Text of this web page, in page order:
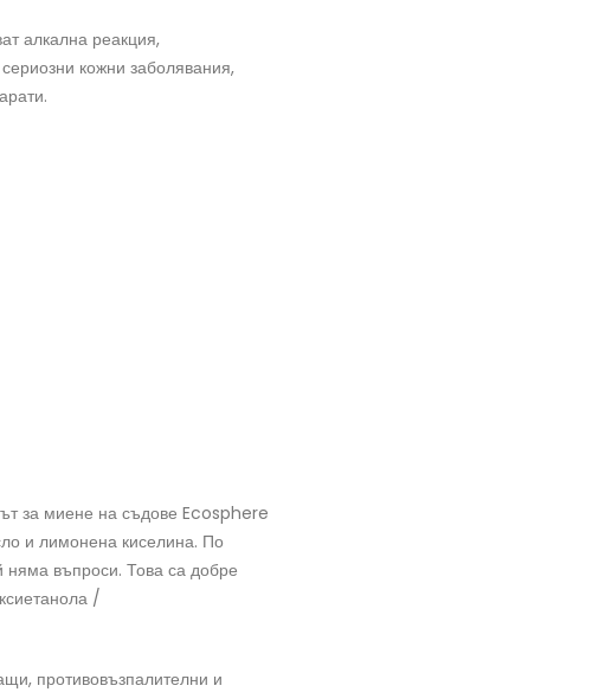
алкална реакция,
кожни заболявания,
за миене на съдове Ecosphere
и лимонена киселина. По
въпроси. Това са добре
/
противовъзпалителни и